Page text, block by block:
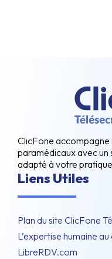
ClicFone accompagne
paramédicaux avec
adapté à votre
Liens Utiles
Plan du site ClicFone
L’expertise humaine
LibreRDV.com